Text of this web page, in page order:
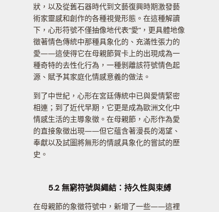
狀，以及從舊石器時代到文藝復興時期激發藝
術家靈感和創作的各種視覺形態。在這種解讀
下，心形符號不僅抽像地代表“愛”，更具體地像
徵著情色傳統中那種具象化的、充滿性張力的
愛——這使得它在母親節賀卡上的出現成為一
種奇特的去性化行為，一種剝離該符號情色起
源、賦予其家庭化情感意義的做法。
到了中世紀，心形在宮廷傳統中已與愛情緊密
相連；到了近代早期，它更是成為歐洲文化中
情感生活的主導象徵。在母親節，心形作為愛
的直接象徵出現——但它蘊含著漫長的渴望、
奉獻以及試圖將無形的情感具象化的嘗試的歷
史。
5.2 無窮符號與繩結：持久性與束縛
在母親節的象徵符號中，新增了一些——這裡